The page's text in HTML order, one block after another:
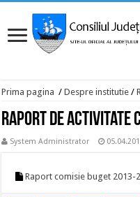
Prima pagina / Despre institutie /
Raport de activitate
System Administrator
Raport comisie buget 2013-